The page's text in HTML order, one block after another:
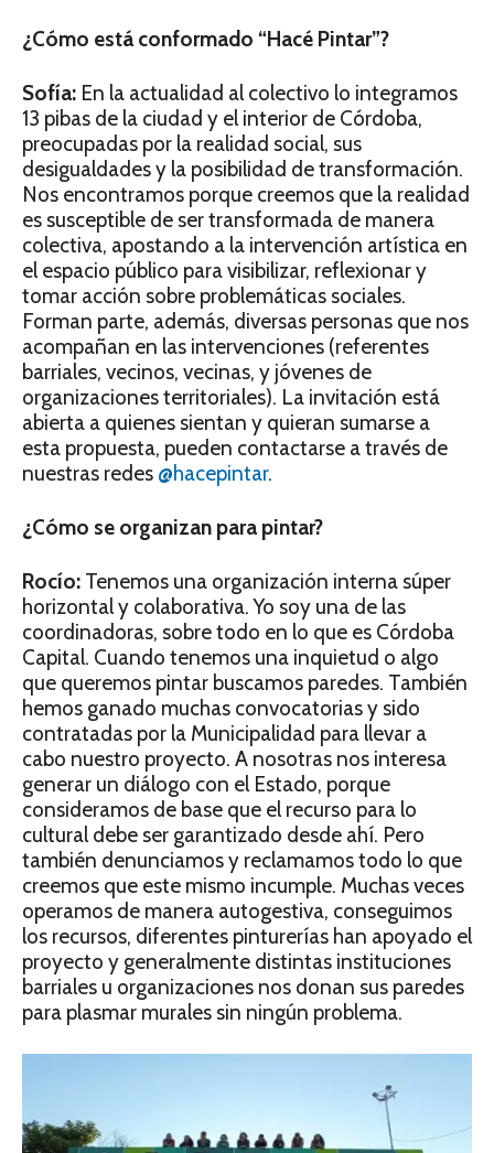
¿Cómo está conformado “Hacé Pintar”?
Sofía: En la actualidad al colectivo lo integramos
13 pibas de la ciudad y el interior de Córdoba,
preocupadas por la realidad social, sus
desigualdades y la posibilidad de transformación.
Nos encontramos porque creemos que la realidad
es susceptible de ser transformada de manera
colectiva, apostando a la intervención artística en
el espacio público para visibilizar, reflexionar y
tomar acción sobre problemáticas sociales.
Forman parte, además, diversas personas que nos
acompañan en las intervenciones (referentes
barriales, vecinos, vecinas, y jóvenes de
organizaciones territoriales). La invitación está
abierta a quienes sientan y quieran sumarse a
esta propuesta, pueden contactarse a través de
nuestras redes @hacepintar.
¿Cómo se organizan para pintar?
Rocío: Tenemos una organización interna súper
horizontal y colaborativa. Yo soy una de las
coordinadoras, sobre todo en lo que es Córdoba
Capital. Cuando tenemos una inquietud o algo
que queremos pintar buscamos paredes. También
hemos ganado muchas convocatorias y sido
contratadas por la Municipalidad para llevar a
cabo nuestro proyecto. A nosotras nos interesa
generar un diálogo con el Estado, porque
consideramos de base que el recurso para lo
cultural debe ser garantizado desde ahí. Pero
también denunciamos y reclamamos todo lo que
creemos que este mismo incumple. Muchas veces
operamos de manera autogestiva, conseguimos
los recursos, diferentes pinturerías han apoyado el
proyecto y generalmente distintas instituciones
barriales u organizaciones nos donan sus paredes
para plasmar murales sin ningún problema.